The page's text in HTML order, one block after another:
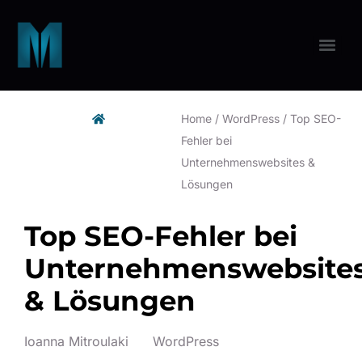
Home / WordPress / Top SEO-
Fehler bei
Unternehmenswebsites &
Lösungen
Top SEO-Fehler bei
& Lösungen
Ioanna Mitroulaki
WordPress